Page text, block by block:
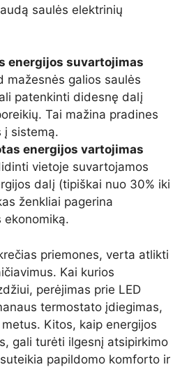
saulės elektrinių
energijos suvartojimas
mažesnės galios saulės
patenkinti didesnę dalį
Tai mažina pradines
į sistemą.
energijos vartojimas
vietoje suvartojamos
dalį (tipiškai nuo 30% iki
ženkliai pagerina
ekonomiką.
priemones, verta atlikti
Kai kurios
perėjimas prie LED
termostato įdiegimas,
Kitos, kaip energijos
gali turėti ilgesnį atsipirkimo
papildomo komforto ir